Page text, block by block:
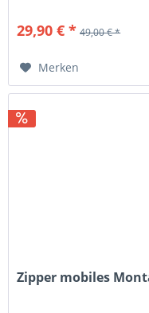
29,90 € * 49,00 € *
Merken
Zipper mobiles